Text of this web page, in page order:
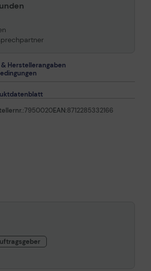
Herstellerangaben
7950020EAN:8712285332166